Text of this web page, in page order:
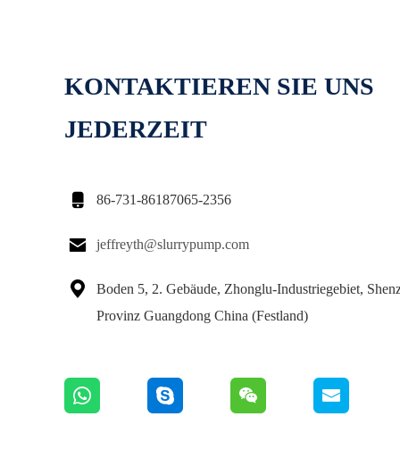
KONTAKTIEREN SIE UNS
JEDERZEIT
 86-731-86187065-2356
 jeffreyth@slurrypump.com

Boden 5, 2. Gebäude, Zhonglu-Industriegebiet,
Provinz Guangdong China (Festland)